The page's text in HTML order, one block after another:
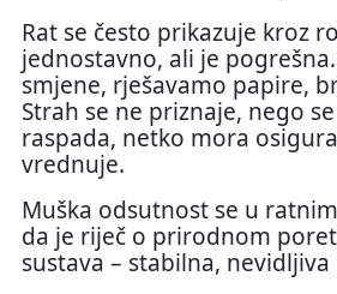
Rat se često prikazuje kroz
jednostavno, ali je
smjene, rješavamo papire,
Strah se ne priznaje, nego
raspada, netko mora
vrednuje.
Muška odsutnost se u
da je riječ o prirodnom
sustava – stabilna,